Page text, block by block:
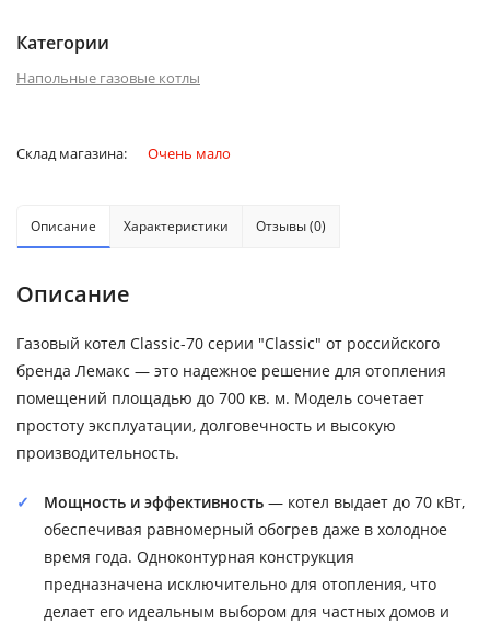
Категории
Напольные газовые котлы
Склад магазина: Очень мало
Описание Характеристики Отзывы (0)
Описание
Газовый котел Classic-70 серии "Classic" от российского
бренда Лемакс — это надежное решение для отопления
помещений площадью до 700 кв. м. Модель сочетает
простоту эксплуатации, долговечность и высокую
производительность.
Мощность и эффективность — котел выдает до 70 кВт,
обеспечивая равномерный обогрев даже в холодное
время года. Одноконтурная конструкция
предназначена исключительно для отопления, что
делает его идеальным выбором для частных домов и